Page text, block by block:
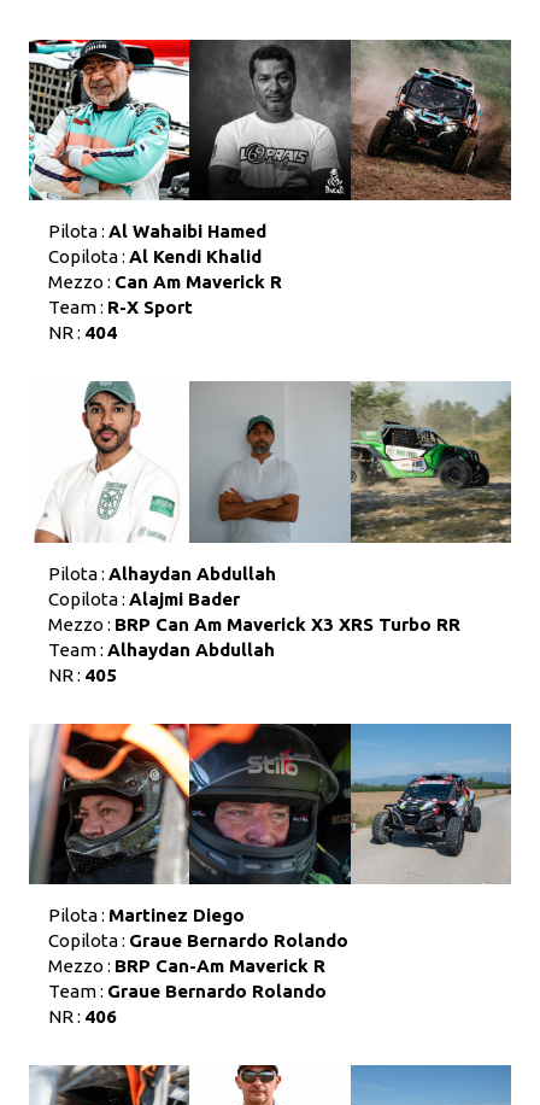
Pilota : Al Wahaibi Hamed
Copilota : Al Kendi Khalid
Mezzo : Can Am Maverick R
Team : R-X Sport
NR : 404
Pilota : Alhaydan Abdullah
Copilota : Alajmi Bader
Mezzo : BRP Can Am Maverick X3 XRS Turbo RR
Team : Alhaydan Abdullah
NR : 405
Pilota : Martinez Diego
Copilota : Graue Bernardo Rolando
Mezzo : BRP Can-Am Maverick R
Team : Graue Bernardo Rolando
NR : 406